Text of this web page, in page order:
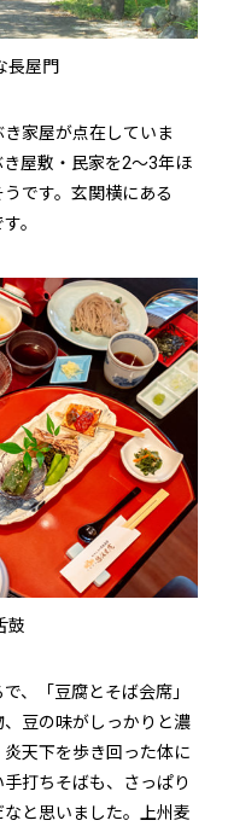
長屋門
家屋が点在していま
屋敷・民家を2～3年ほ
です。玄関横にある
。
鼓
、「豆腐とそば会席」
豆の味がしっかりと濃
天下を歩き回った体に
打ちそばも、さっぱり
と思いました。上州麦